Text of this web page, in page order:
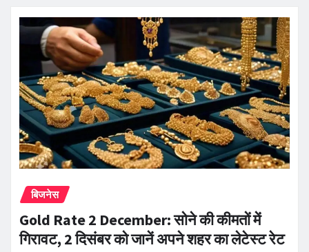
बिजनेस
Gold Rate 2 December: सोने की कीमतों में
गिरावट, 2 दिसंबर को जानें अपने शहर का लेटेस्ट रेट